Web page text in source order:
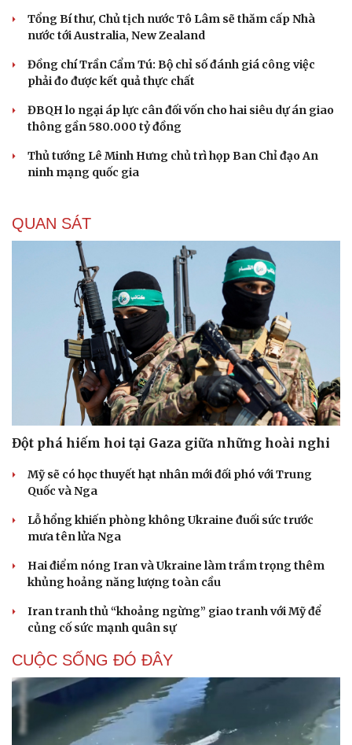
Tại sao Mỹ bất ngờ ngừng ném bom Iran dù ông
Trump từng rất cả quyết?
Biệt đội UAV tử thần của Ukraine chuyên tấn công tàu
Nga trên biển
CHÍNH TRỊ
Cà Mau bổ nhiệm 3 phó giám đốc sở
Tổng Bí thư, Chủ tịch nước Tô Lâm sẽ thăm cấp Nhà
nước tới Australia, New Zealand
Đồng chí Trần Cẩm Tú: Bộ chỉ số đánh giá công việc
phải đo được kết quả thực chất
ĐBQH lo ngại áp lực cân đối vốn cho hai siêu dự án giao
Thủ tướng Lê Minh Hưng chủ trì họp Ban Chỉ đạo An
ninh mạng quốc gia
QUAN SÁT